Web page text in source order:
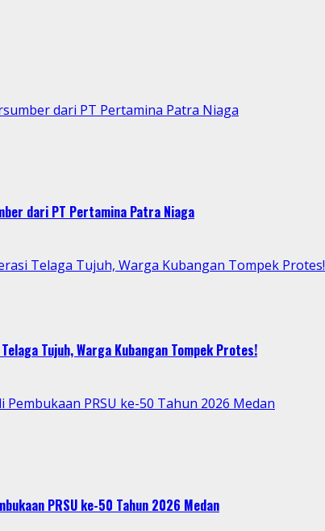
dari PT Pertamina Patra Niaga
dari PT Pertamina Patra Niaga
Telaga Tujuh, Warga Kubangan Tompek Protes!
Tujuh, Warga Kubangan Tompek Protes!
PRSU ke-50 Tahun 2026 Medan
PRSU ke-50 Tahun 2026 Medan